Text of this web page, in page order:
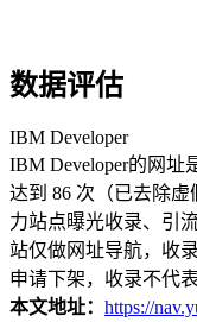
数据评估
IBM Developer
IBM Developer的网址
达到 86 次（已去除
力站点曝光收录、引
站仅做网址导航，收
申请下架，收录不代
本文地址： https://